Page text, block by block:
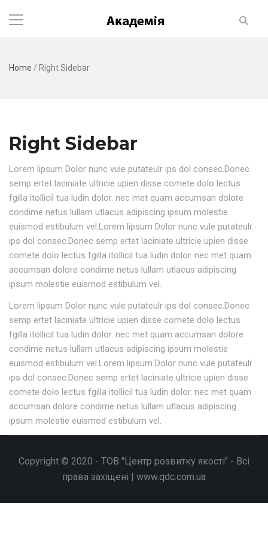
Home / Right Sidebar
Right Sidebar
Lorem lipsum Dolor nunc vule putateulr ips dol consec.Donec
semp ertet laciniate ultricie upien disse comete dolo lectus
fgilla itollicil tua ludin dolor. nec met quam accumsan dolore
condime netus lullam utlacus adipiscing ipsum molestie
euismod estibulum vel.Lorem lipsum Dolor nunc vule putateulr
ips dol consec.Donec semp ertet laciniate ultricie upien disse
comete dolo lectus fgilla itollicil tua ludin dolor. nec met quam
accumsan dolore condime netus lullam utlacus adipiscing
ipsum molestie euismod estibulum vel.
Lorem lipsum Dolor nunc vule putateulr ips dol consec.Donec
semp ertet laciniate ultricie upien disse comete dolo lectus
fgilla itollicil tua ludin dolor. nec met quam accumsan dolore
condime netus lullam utlacus adipiscing ipsum molestie
euismod estibulum vel.Lorem lipsum Dolor nunc vule putateulr
ips dol consec.Donec semp ertet laciniate ultricie upien disse
comete dolo lectus fgilla itollicil tua ludin dolor. nec met quam
accumsan dolore condime netus lullam utlacus adipiscing
ipsum molestie euismod estibulum vel.
Copyright © 2020 - ТОВ "Центр розвитку якості" - Всі
права захіщені | www.qdc.com.ua